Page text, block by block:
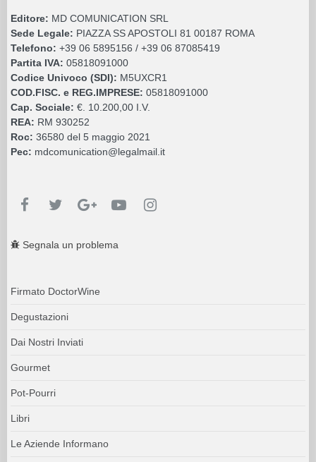
Editore: MD COMUNICATION SRL
Sede Legale: PIAZZA SS APOSTOLI 81 00187 ROMA
Telefono: +39 06 5895156 / +39 06 87085419
Partita IVA: 05818091000
Codice Univoco (SDI): M5UXCR1
COD.FISC. e REG.IMPRESE: 05818091000
Cap. Sociale: €. 10.200,00 I.V.
REA: RM 930252
Roc: 36580 del 5 maggio 2021
Pec: mdcomunication@legalmail.it
Segnala un problema
Firmato DoctorWine
Degustazioni
Dai Nostri Inviati
Gourmet
Pot-Pourri
Libri
Le Aziende Informano